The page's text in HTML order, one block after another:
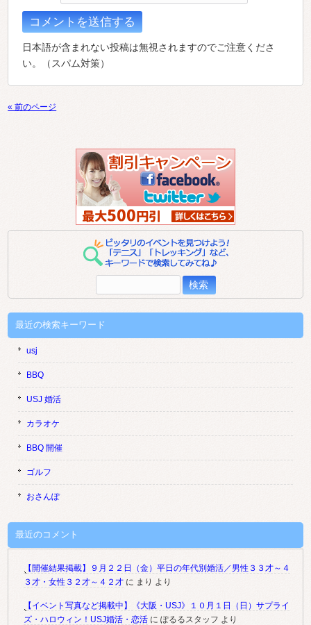
日本語が含まれない投稿は無視されますのでご注意くださ
い。（スパム対策）
« 前のページ
索:
最近の検索キーワード
usj
BBQ
USJ 婚活
カラオケ
BBQ 開催
ゴルフ
おさんぽ
最近のコメント
【開催結果掲載】９月２２日（金）平日の年代別婚活／男性３３才～４
３才・女性３２才～４２才 に まり より
【イベント写真など掲載中】《大阪・USJ》１０月１日（日）サプライ
ズ・ハロウィン！USJ婚活・恋活 にぽるるスタッフ より